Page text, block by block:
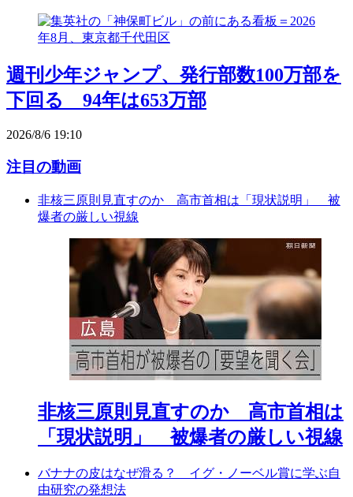
週刊少年ジャンプ、発行部数100万部を
下回る 94年は653万部
2026/8/6 19:10
注目の動画
非核三原則見直すのか 高市首相は「現状説明」 被
爆者の厳しい視線
非核三原則見直すのか 高市首相は
「現状説明」 被爆者の厳しい視線
バナナの皮はなぜ滑る？ イグ・ノーベル賞に学ぶ自
由研究の発想法